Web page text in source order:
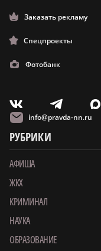
Заказать рекламу
Спецпроекты
Фотобанк
V T X
info@pravda-nn.ru
РУБРИКИ
АФИША
ЖКХ
КРИМИНАЛ
НАУКА
ОБРАЗОВАНИЕ